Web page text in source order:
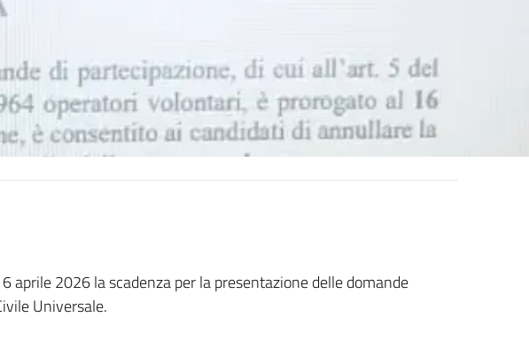
aprile 2026 la scadenza per la presentazione delle domande
Universale.